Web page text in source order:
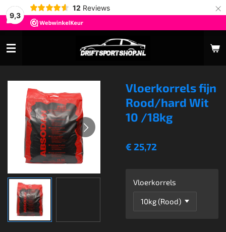
9,3
12 Reviews ×
Vloerkorrels fijn
Rood/hard Wit
10 /18kg
€ 25,72
Vloerkorrels